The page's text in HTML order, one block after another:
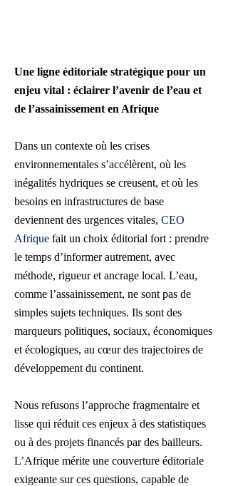
Une ligne éditoriale stratégique pour un
enjeu vital : éclairer l’avenir de l’eau et
de l’assainissement en Afrique
Dans un contexte où les crises
environnementales s’accélèrent, où les
inégalités hydriques se creusent, et où les
besoins en infrastructures de base
deviennent des urgences vitales, CEO
Afrique fait un choix éditorial fort : prendre
le temps d’informer autrement, avec
méthode, rigueur et ancrage local. L’eau,
comme l’assainissement, ne sont pas de
simples sujets techniques. Ils sont des
marqueurs politiques, sociaux, économiques
et écologiques, au cœur des trajectoires de
développement du continent.
Nous refusons l’approche fragmentaire et
lisse qui réduit ces enjeux à des statistiques
ou à des projets financés par des bailleurs.
L’Afrique mérite une couverture éditoriale
exigeante sur ces questions, capable de